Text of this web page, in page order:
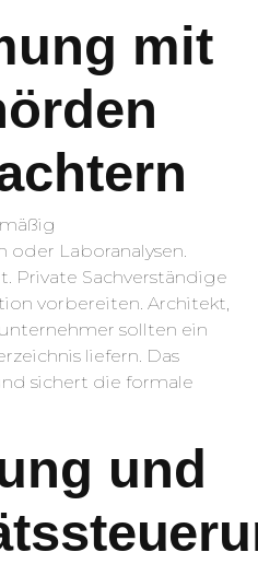
mit
oder Laboranalysen.
Private Sachverständige
vorbereiten. Architekt,
sollten ein
liefern. Das
sichert die formale
und